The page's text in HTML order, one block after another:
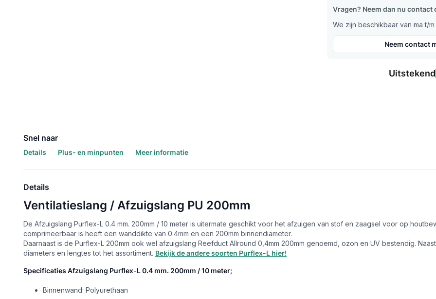
Vragen? Neem dan nu contact
We zijn beschikbaar van ma t/
Neem contact
Uitstekend
Snel naar
Details Plus- en minpunten Meer informatie
Details
Ventilatieslang / Afzuigslang PU 200mm
De Afzuigslang Purflex-L 0.4 mm. 200mm / 10 meter is uitermate geschikt voor het afzuigen van stof en zaagsel voor op
comprimeerbaar is heeft een wanddikte van 0.4mm en een 200mm binnendiameter.
Daarnaast is de Purflex-L 200mm ook wel afzuigslang Reefduct Allround 0,4mm 200mm genoemd, ozon en UV bestendig.
diameters en lengtes tot het assortiment. Bekijk de andere soorten Purflex-L hier!
Specificaties Afzuigslang Purflex-L 0.4 mm. 200mm / 10 meter;
Binnenwand: Polyurethaan